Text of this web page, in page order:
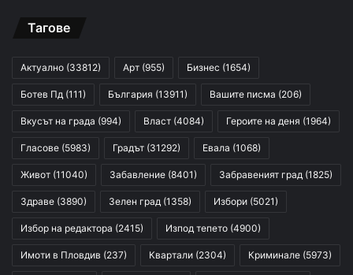
Тагове
Актуално (33812) Арт (955) Бизнес (1654)
Ботев Пд (111) България (13911) Вашите писма (206)
Вкусът на града (994) Власт (4084) Героите на деня (1964)
Гласове (5983) Градът (31292) Евала (1068)
Живот (11040) Забавление (8401) Забравеният град (1825)
Здраве (3890) Зелен град (1358) Избори (5021)
Избор на редактора (2415) Изпод тепето (4900)
Имоти в Пловдив (237) Квартали (2304) Криминале (5973)